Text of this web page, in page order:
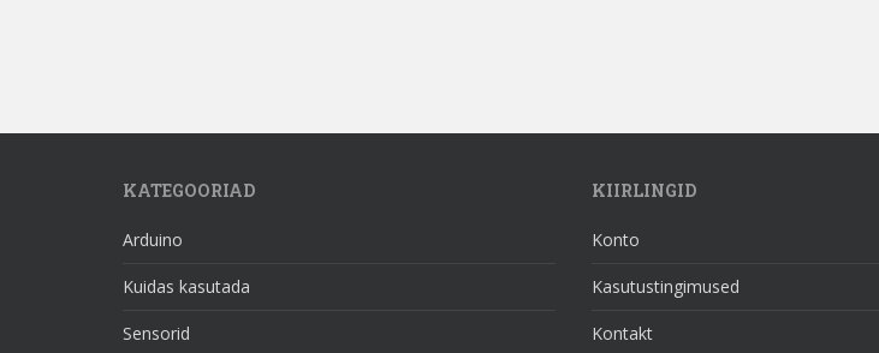
KATEGOORIAD
Arduino
Kuidas kasutada
Sensorid
KIIRLINGID
Konto
Kasutustingimused
Kontakt